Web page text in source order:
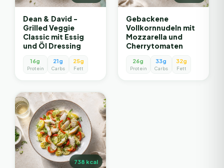
Dean & David -
Grilled Veggie
Classic mit Essig
und Öl Dressing
16g
Protein
21g
Carbs
25g
Fett
Gebackene
Vollkornnudeln mit
Mozzarella und
Cherrytomaten
26g
Protein
33g
Carbs
32g
Fett
738 kcal